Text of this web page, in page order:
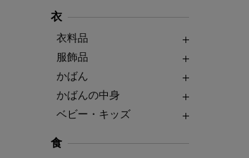
衣
衣料品
服飾品
かばん
かばんの中身
ベビー・キッズ
食